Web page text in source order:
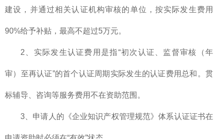
建设，并通过相关认证机构审核的单位，按实际发生费用
90%给予补贴，最高不超过5万元。
2、实际发生认证费用是指“初次认证、监督审核（年
审）至再认证”的首个认证周期实际发生的认证费用总和。贯
标辅导、咨询等服务费用不在资助范围。
3、申请人的《企业知识产权管理规范》体系认证证书在